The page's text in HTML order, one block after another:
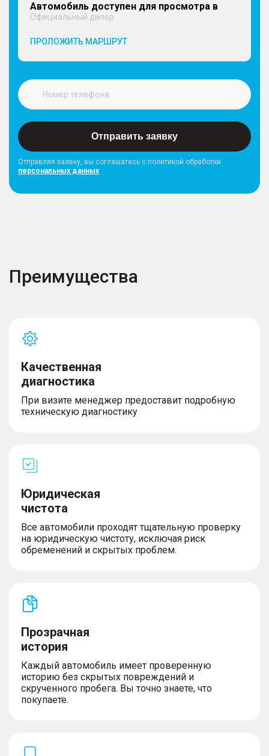
Автомобиль доступен для просмотра в
Официальный дилер
ПРОЛОЖИТЬ МАРШРУТ
Отправить заявку
Отправляя заявку, вы соглашатесь с политикой обработки
персональных данных
Преимущества
Качественная
диагностика
При визите менеджер предоставит подробную
техническую диагностику
Юридическая
чистота
Все автомобили проходят тщательную проверку
на юридическую чистоту, исключая риск
обременений и скрытых проблем.
Прозрачная
история
Каждый автомобиль имеет проверенную
историю без скрытых повреждений и
скрученного пробега. Вы точно знаете, что
покупаете.